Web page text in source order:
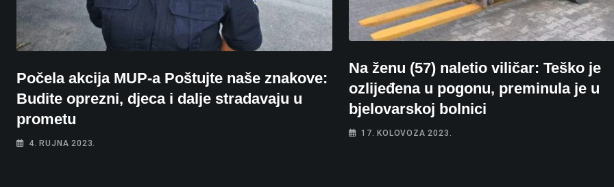
Počela akcija MUP-a Poštujte naše znakove:
Budite oprezni, djeca i dalje stradavaju u
prometu
4. RUJNA 2023.
Na ženu (57) naletio viličar: Teško je
ozlijeđena u pogonu, preminula je u
bjelovarskoj bolnici
17. KOLOVOZA 2023.